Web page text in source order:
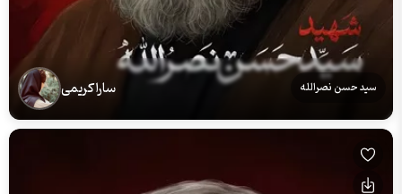
سید حسن نصرالله سارا کریمی